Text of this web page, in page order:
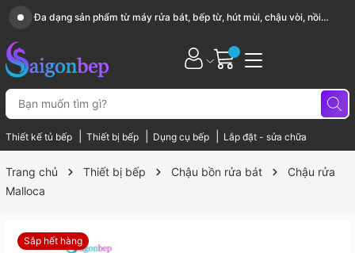
Sài Gòn Bếp chuyên thiết bị bếp, gia dụng bếp cao cấp
Thiết kế tủ bếp Thiết bị bếp Dụng cụ bếp Lắp đặt - sửa chữa
Trang chủ Thiết bị bếp Chậu bồn rửa bát
Chậu rửa
Malloca
Sắp hết hàng